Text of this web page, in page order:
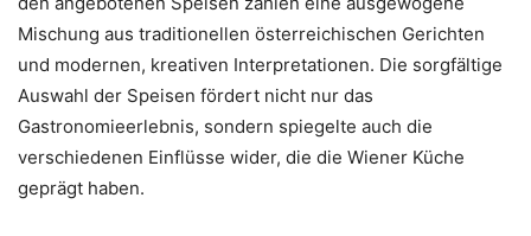
Mischung aus traditionellen österreichischen Gerichten
und modernen, kreativen Interpretationen. Die sorgfältige
Auswahl der Speisen fördert nicht nur das
Gastronomieerlebnis, sondern spiegelte auch die
verschiedenen Einflüsse wider, die die Wiener Küche
geprägt haben.